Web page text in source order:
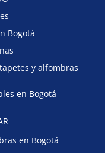
Bogotá
y alfombras
en Bogotá
en Bogotá